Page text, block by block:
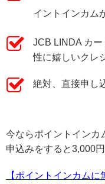
イントインカム
JCB LINDA カ
性に嬉しいクレ
絶対、直接申し
今ならポイントインカ
申込みをすると3,000
【ポイントインカム